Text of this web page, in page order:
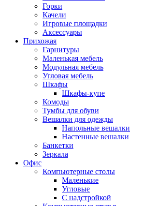
Горки
Качели
Игровые площадки
Аксессуары
Прихожая
Гарнитуры
Маленькая мебель
Модульная мебель
Угловая мебель
Шкафы
Шкафы-купе
Комоды
Тумбы для обуви
Вешалки для одежды
Напольные вешалки
Настенные вешалки
Банкетки
Зеркала
Офис
Компьютерные столы
Маленькие
Угловые
С надстройкой